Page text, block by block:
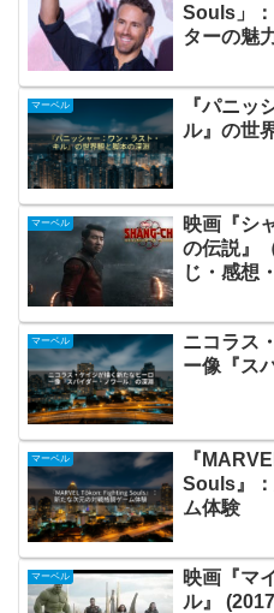
Souls」
ターの魅
マーベル
『パニッ
ル』の世
マーベル
映画『シ
の伝説』
じ・感想
マーベル
ニコラス
ー像『ス
マーベル
『
Souls』
ム体験
マーベル
映画『マ
ル』